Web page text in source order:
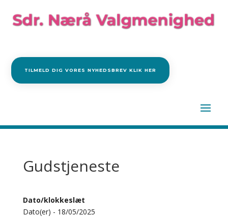
TILMELD DIG VORES NYHEDSBREV KLIK HER
Gudstjeneste
Dato/klokkeslæt
Dato(er) - 18/05/2025